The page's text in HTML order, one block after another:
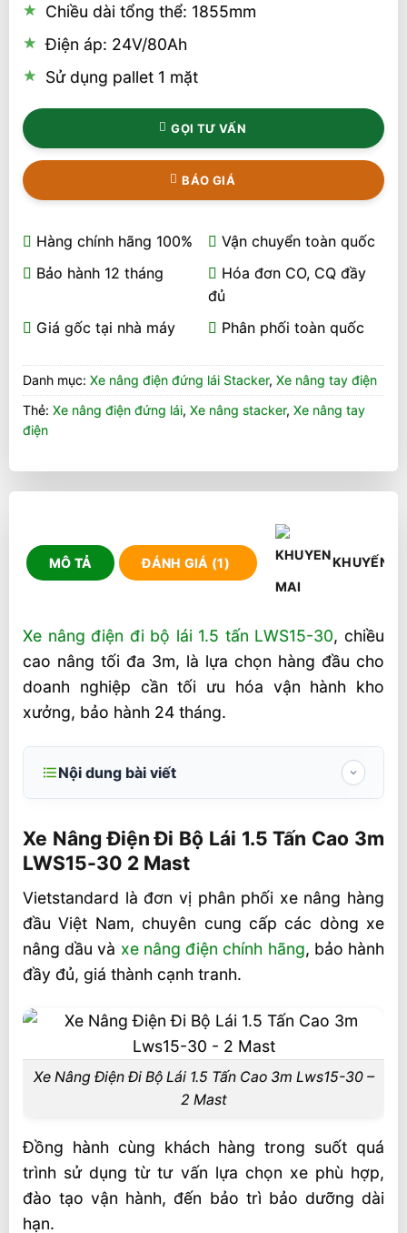
Chiều dài tổng thể: 1855mm
Điện áp: 24V/80Ah
Sử dụng pallet 1 mặt
GỌI TƯ VẤN
BÁO GIÁ
Hàng chính hãng 100%
Vận chuyển toàn quốc
Bảo hành 12 tháng
Hóa đơn CO, CQ đầy
đủ
Giá gốc tại nhà máy
Phân phối toàn quốc
Danh mục: Xe nâng điện đứng lái Stacker, Xe nâng tay điện
Thẻ: Xe nâng điện đứng lái, Xe nâng stacker, Xe nâng tay
điện
MÔ TẢ ĐÁNH GIÁ (1) KHUYẾN
Xe nâng điện đi bộ lái 1.5 tấn LWS15-30, chiều
cao nâng tối đa 3m, là lựa chọn hàng đầu cho
doanh nghiệp cần tối ưu hóa vận hành kho
xưởng, bảo hành 24 tháng.
Nội dung bài viết
LWS15-30 2 Mast
Thông số kỹ thuật xe nâng điện đi bộ lái
1.5 tấn LWS15-30
Ưu điểm của xe nâng điện đi bộ lái 1.5 tấn
LWS15-30
HÌnh ảnh xe nâng điện đi bộ lái 1.5 tấn
Liên hệ mua sản phẩm tại Vietstandard
Xe Nâng Điện Đi Bộ Lái 1.5 Tấn Cao 3m
LWS15-30 2 Mast
Vietstandard là đơn vị phân phối xe nâng hàng
đầu Việt Nam, chuyên cung cấp các dòng xe
nâng dầu và xe nâng điện chính hãng, bảo hành
đầy đủ, giá thành cạnh tranh.
Xe Nâng Điện Đi Bộ Lái 1.5 Tấn Cao 3m Lws15-30 –
2 Mast
Đồng hành cùng khách hàng trong suốt quá
trình sử dụng từ tư vấn lựa chọn xe phù hợp,
đào tạo vận hành, đến bảo trì bảo dưỡng dài
hạn.